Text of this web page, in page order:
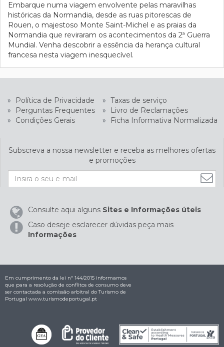
Embarque numa viagem envolvente pelas maravilhas
históricas da Normandia, desde as ruas pitorescas de
Rouen, o majestoso Monte Saint-Michel e as praias da
Normandia que reviraram os acontecimentos da 2ª Guerra
Mundial. Venha descobrir a essência da herança cultural
francesa nesta viagem inesquecível.
» Política de Privacidade » Taxas de serviço
»
Perguntas Frequentes »
Livro de Reclamações
»
Condições Gerais » Ficha Informativa Normalizada
Subscreva a nossa newsletter e receba as melhores ofertas
e promoções
Consulte aqui alguns Sites e Informações úteis
Caso deseje esclarecer dúvidas peça mais
Informações
Em cumprimento da lei nº 144/2015 informamos
que para a resolução de conflitos de consumo deve
ser contactada a comissão arbitral do Turismo de
Portugal www.turismodeportugal.pt